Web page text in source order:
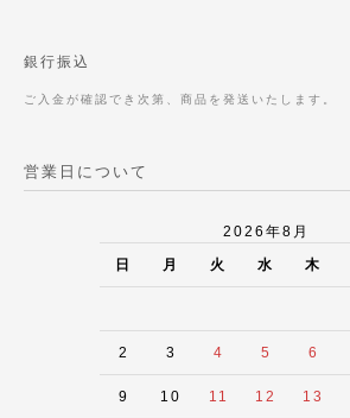
銀行振込
ご入金が確認でき次第、商品を発送いたします。
営業日について
2026年8月
日 月 火 水 木
2 3 4 5 6
9 10 11 12 13